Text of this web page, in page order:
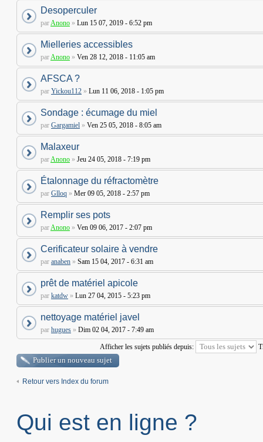
Desoperculer
parAnono » Lun 15 07, 2019 - 6:52 pm
Mielleries accessibles
parAnono » Ven 28 12, 2018 - 11:05 am
AFSCA ?
par Yickou112 » Lun 11 06, 2018 - 1:05 pm
Sondage : écumage du miel
par Gargamiel » Ven 25 05, 2018 - 8:05 am
Malaxeur
parAnono » Jeu 24 05, 2018 - 7:19 pm
Étalonnage du réfractomètre
par Glloq » Mer 09 05, 2018 - 2:57 pm
Remplir ses pots
parAnono » Ven 09 06, 2017 - 2:07 pm
Cerificateur solaire à vendre
par anaben » Sam 15 04, 2017 - 6:31 am
prêt de matériel apicole
par katdw » Lun 27 04, 2015 - 5:23 pm
nettoyage matériel javel
par hugues » Dim 02 04, 2017 - 7:49 am
Afficher les sujets publiés depuis:
Publier un nouveau sujet
Retour vers Index du forum
Qui est en ligne ?